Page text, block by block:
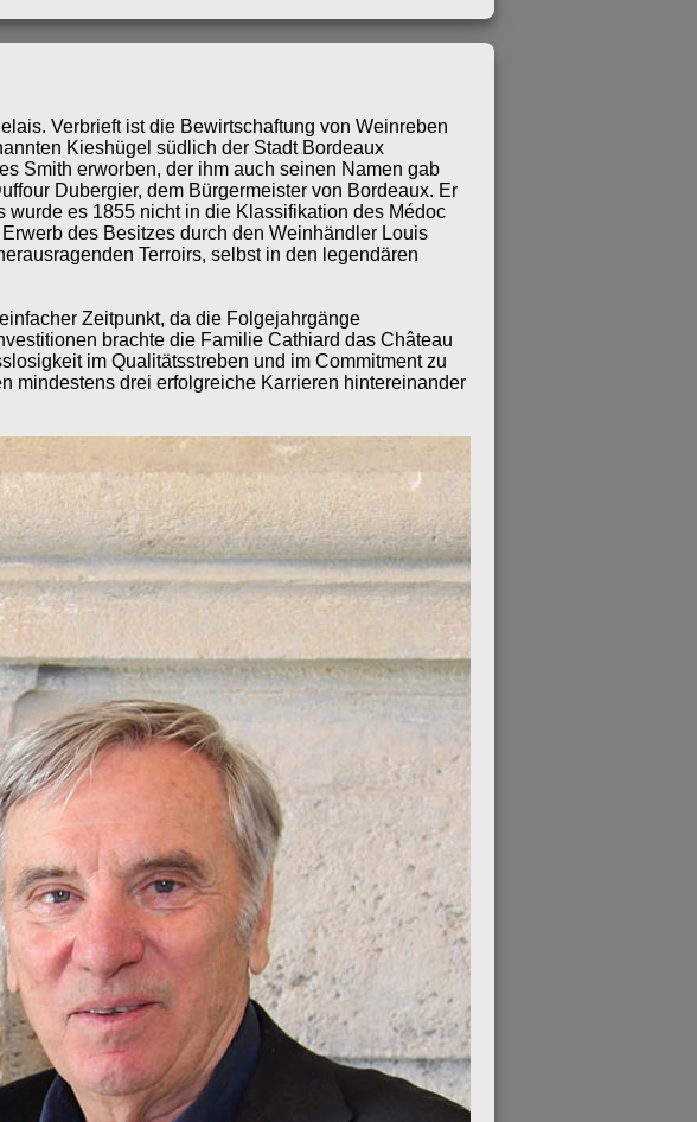
Verbrieft ist die Bewirtschaftung von Weinreben
Kieshügel südlich der Stadt Bordeaux
Smith erworben, der ihm auch seinen Namen gab
Dubergier, dem Bürgermeister von Bordeaux. Er
es 1855 nicht in die Klassifikation des Médoc
des Besitzes durch den Weinhändler Louis
Terroirs, selbst in den legendären
Zeitpunkt, da die Folgejahrgänge
brachte die Familie Cathiard das Château
im Qualitätsstreben und im Commitment zu
mindestens drei erfolgreiche Karrieren hintereinander